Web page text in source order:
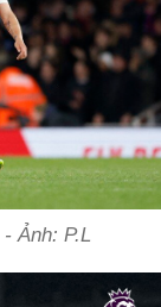
Ảnh: P.L